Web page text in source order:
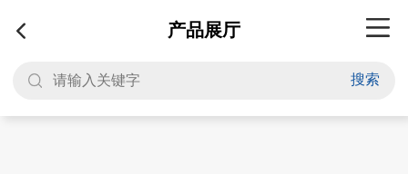
产品展厅
搜索